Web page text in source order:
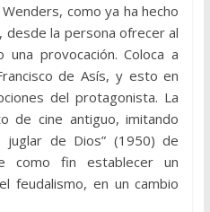
como ya ha hecho
la persona ofrecer al
provocación. Coloca a
de Asís, y esto en
del protagonista. La
de cine antiguo, imitando
juglar de Dios” (1950) de
como fin establecer un
feudalismo, en un cambio